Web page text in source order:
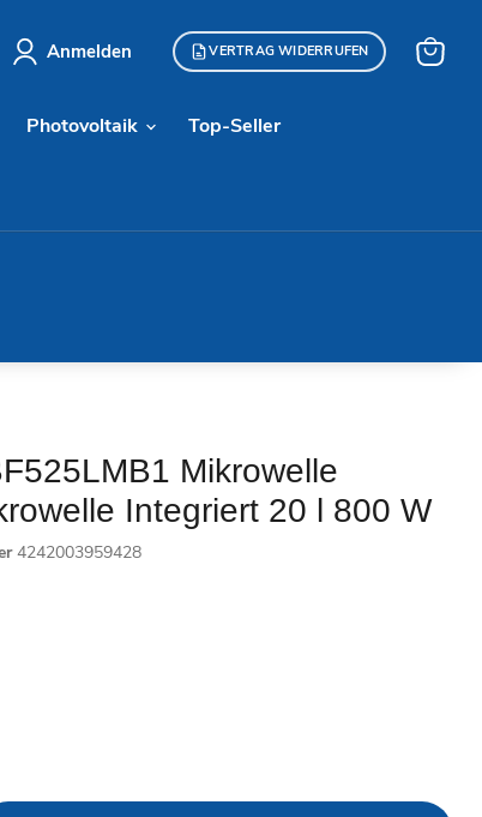
Anmelden VERTRAG WIDERRUFEN
Photovoltaik Top-Seller
Mikrowelle
Integriert 20 l 800 W
4242003959428